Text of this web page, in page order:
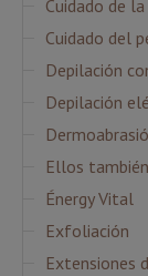
Cuidado de
Cuidado del
Depilación
Depilación
Ellos
Énergy Vital
Exfoliación
Extensiones